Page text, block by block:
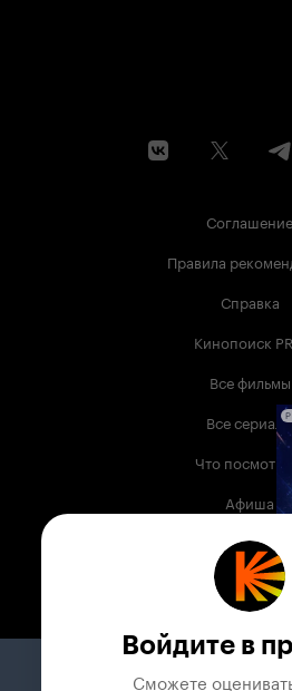
Соглашение
Правила
Справка
Кинопоиск
Все фильмы
Все сериалы
Что
Афиша
Музыка
Телепрограмма
Служба
Войдите в
Сможете